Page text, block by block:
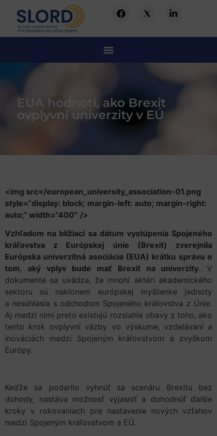
EUA hodnotí, ako Brexit
ovplyvní univerzity v EÚ
<img src=/european_university_association-01.png
style=“display: block; margin-left: auto; margin-right:
auto;“ width=“400″ />
Vzhľadom na blížiaci sa dátum vystúpenia Spojeného
kráľovstva z Európskej únie (Brexit) zverejnila
Európska univerzitná asociácia (EUA) krátku správu o
tom, aký vplyv bude mať Brexit na univerzity. V
dokumente sa uvádza, že mnohí aktéri akademického
sektoru sú naklonení európskej myšlienke jednoty
a nesúhlasia s odchodom Spojeného kráľovstva z Únie.
Aj medzi nimi preto existujú rozsiahle obavy z toho, ako
tento krok ovplyvní väzby vo výskume, vzdelávaní a
inováciách medzi Spojeným kráľovstvom a zvyškom
Európy.
Keďže sa podarilo vyhnúť sa scenáru Brexitu bez
dohody, nastáva možnosť vyjasniť a dohodnúť ďalšie
kroky v rokovaniach pre nastavenie nových vzťahov
medzi Spojeným kráľovstvom a EÚ.